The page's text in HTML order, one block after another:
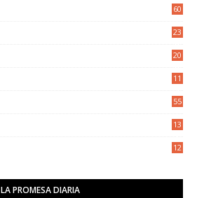
60
23
20
11
55
13
12
LA PROMESA DIARIA